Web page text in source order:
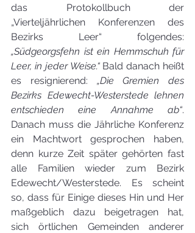
das Protokollbuch der
„Vierteljährlichen Konferenzen des
„Südgeorgsfehn ist ein Hemmschuh für
Leer, in jeder Weise.“ Bald danach heißt
es resignierend: „Die Gremien des
Bezirks Edewecht-Westerstede lehnen
entschieden eine Annahme ab“.
Danach muss die Jährliche Konferenz
ein Machtwort gesprochen haben,
denn kurze Zeit später gehörten fast
alle Familien wieder zum Bezirk
Edewecht/Westerstede. Es scheint
so, dass für Einige dieses Hin und Her
maßgeblich dazu beigetragen hat,
sich örtlichen Gemeinden anderer